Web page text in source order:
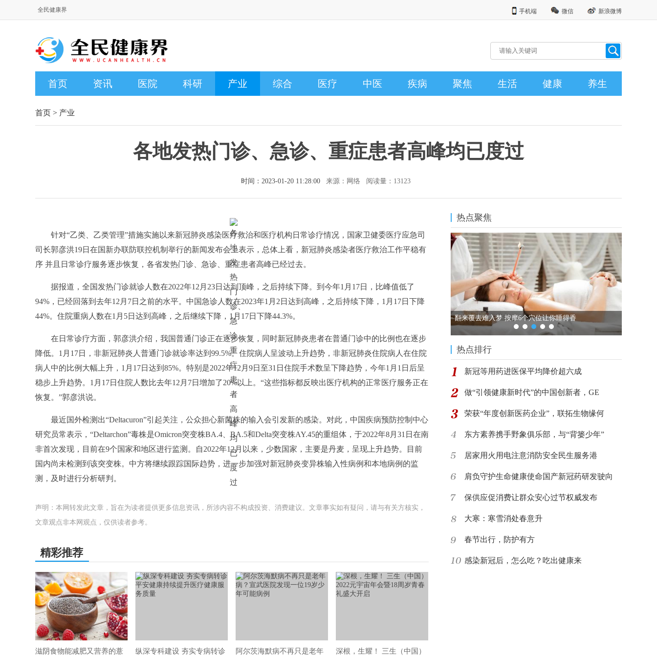
全民健康界 手机端 微信 新浪微博
首页 资讯 医院 科研 产业 综合 医疗 中医 疾病 聚焦 生活 健康 养生
首页 > 产业
各地发热门诊、急诊、重症患者高峰均已度过
时间：2023-01-20 11:28:00来源：网络 阅读量：13123
针对“乙类、乙类管理”措施实施以来新冠肺炎感染医疗救治和医疗机构日常诊疗情况，国家卫健委医疗应急司
司长郭彦洪19日在国新办联防联控机制举行的新闻发布会上表示，总体上看，新冠肺炎感染者医疗救治工作平稳有
序 并且日常诊疗服务逐步恢复，各省发热门诊、急诊、重症患者高峰已经过去。
据报道，全国发热门诊就诊人数在2022年12月23日达到顶峰，之后持续下降。到今年1月17日，比峰值低了
94%，已经回落到去年12月7日之前的水平。中国急诊人数在2023年1月2日达到高峰，之后持续下降，1月17日下降
44%。住院重病人数在1月5日达到高峰，之后继续下降，1月17日下降44.3%。
在日常诊疗方面，郭彦洪介绍，我国普通门诊正在逐步恢复，同时新冠肺炎患者在普通门诊中的比例也在逐步
降低。1月17日，非新冠肺炎人普通门诊就诊率达到99.5%。住院病人呈波动上升趋势，非新冠肺炎住院病人在住院
病人中的比例大幅上升，1月17日达到85%。特别是2022年12月9日至31日住院手术数呈下降趋势，今年1月1日后呈
稳步上升趋势。1月17日住院人数比去年12月7日增加了20%以上。“这些指标都反映出医疗机构的正常医疗服务正在
恢复。”郭彦洪说。
最近国外检测出“Deltacuron”引起关注，公众担心新菌株的输入会引发新的感染。对此，中国疾病预防控制中心
研究员常表示，“Deltarchon”毒株是Omicron突变株BA.4、BA.5和Delta突变株AY.45的重组体，于2022年8月31日在南
非首次发现，目前在9个国家和地区进行监测。自2022年12月以来，少数国家，主要是丹麦，呈现上升趋势。目前
国内尚未检测到该突变株。中方将继续跟踪国际趋势，进一步加强对新冠肺炎变异株输入性病例和本地病例的监
测，及时进行分析研判。
声明：本网转发此文章，旨在为读者提供更多信息资讯，所涉内容不构成投资、消费建议。文章事实如有疑问，请与有关方核实，
文章观点非本网观点，仅供读者参考。
精彩推荐
滋阴食物能减肥又营养的薏 纵深专科建设 夯实专病转诊 阿尔茨海默病不再只是老年 深根，生耀！ 三生（中国）
热点聚焦
化不良怎么办 平安健康联合辉瑞、中华社会救助基金会精准救助血 中国首个生物人工肝产品进入临床试验阶段 翻来覆去难入梦 按摩6个穴位让你睡得香
热点排行
新冠等用药进医保平均降价超六成
做“引领健康新时代”的中国创新者，GE
荣获“年度创新医药企业”，联拓生物缘何
东方素养携手野象俱乐部，与“背篓少年”
居家用火用电注意消防安全民生服务港
肩负守护生命健康使命国产新冠药研发驶向
保供应促消费让群众安心过节权威发布
大寒：寒雪消处春意升
春节出行，防护有方
感染新冠后，怎么吃？吃出健康来